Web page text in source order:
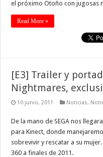
el próximo Otoño con jugosas
Read More »
[E3] Trailer y
Nightmares,
10 junio, 2011 Noticias,
De la mano de SEGA nos
para Kinect, donde
sobrevivir y rescatar a su
360 a finales de 2011.